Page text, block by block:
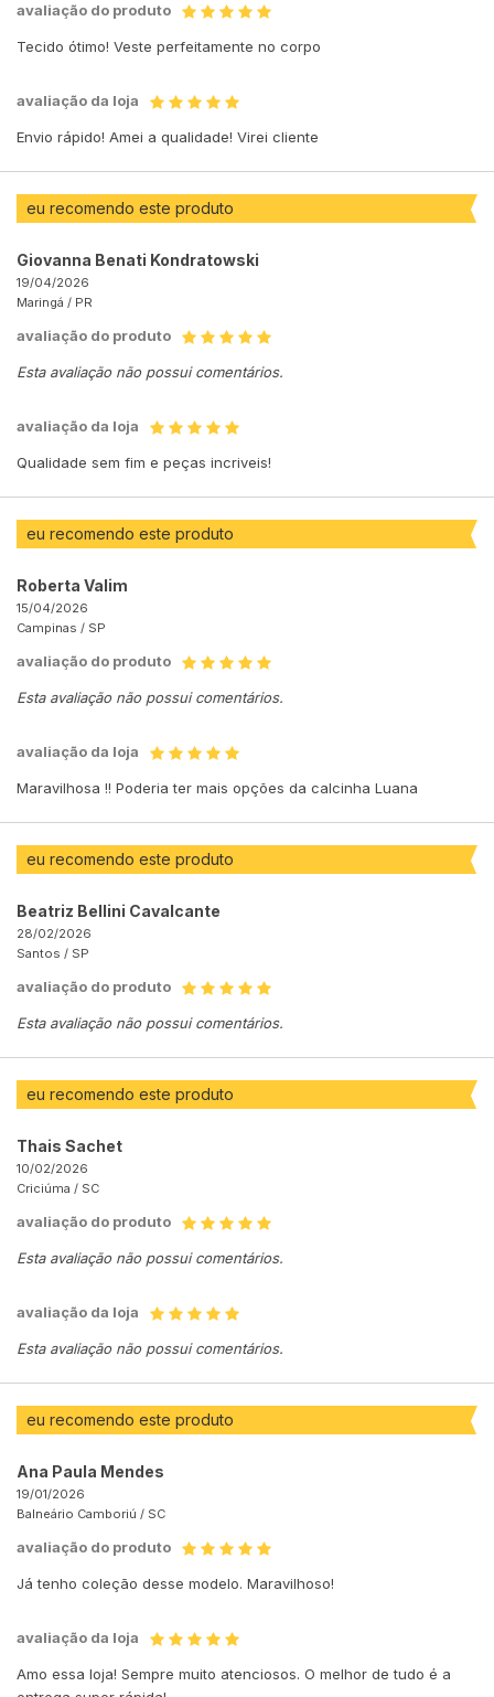
avaliação do produto
Tecido ótimo! Veste perfeitamente no corpo
avaliação da loja
Envio rápido! Amei a qualidade! Virei cliente
eu recomendo este produto
Giovanna Benati Kondratowski
19/04/2026
Maringá / PR
avaliação do produto
Esta avaliação não possui comentários.
avaliação da loja
Qualidade sem fim e peças incriveis!
eu recomendo este produto
Roberta Valim
15/04/2026
Campinas / SP
avaliação do produto
Esta avaliação não possui comentários.
avaliação da loja
Maravilhosa !! Poderia ter mais opções da calcinha Luana
eu recomendo este produto
Beatriz Bellini Cavalcante
28/02/2026
Santos / SP
avaliação do produto
Esta avaliação não possui comentários.
eu recomendo este produto
Thais Sachet
10/02/2026
Criciúma / SC
avaliação do produto
Esta avaliação não possui comentários.
avaliação da loja
Esta avaliação não possui comentários.
eu recomendo este produto
Ana Paula Mendes
19/01/2026
Balneário Camboriú / SC
avaliação do produto
Já tenho coleção desse modelo. Maravilhoso!
avaliação da loja
Amo essa loja! Sempre muito atenciosos. O melhor de tudo é a